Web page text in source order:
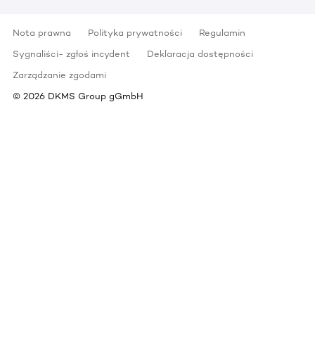
Nota prawna Polityka prywatności
Regulamin
Sygnaliści- zgłoś incydent
Deklaracja dostępności
Zarządzanie zgodami
© 2026 DKMS Group gGmbH